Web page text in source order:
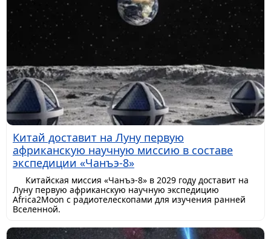
Китай доставит на Луну первую
африканскую научную миссию в составе
экспедиции «Чанъэ-8»
Китайская миссия «Чанъэ-8» в 2029 году доставит на
Луну первую африканскую научную экспедицию
Africa2Moon с радиотелескопами для изучения ранней
Вселенной.